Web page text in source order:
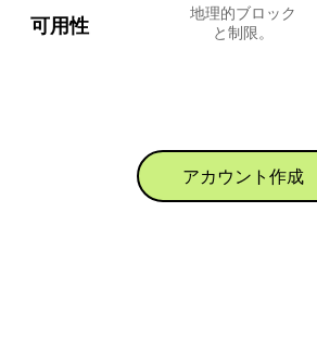
可用性
地理的ブロック
と制限。
アカウント作成